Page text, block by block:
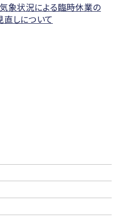
象状況による臨時休業の
しについて